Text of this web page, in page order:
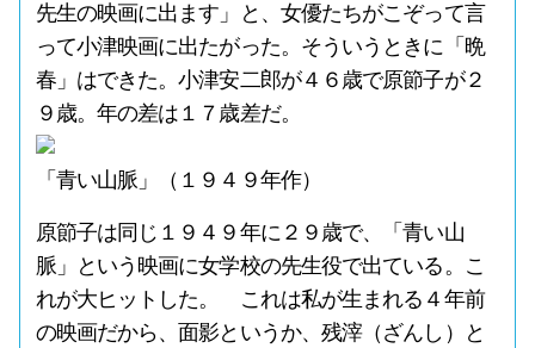
先生の映画に出ます」と、女優たちがこぞって言
って小津映画に出たがった。そういうときに「晩
春」はできた。小津安二郎が４６歳で原節子が２
９歳。年の差は１７歳差だ。
「青い山脈」（１９４９年作）
原節子は同じ１９４９年に２９歳で、「青い山
脈」という映画に女学校の先生役で出ている。こ
れが大ヒットした。 これは私が生まれる４年前
の映画だから、面影というか、残滓（ざんし）と